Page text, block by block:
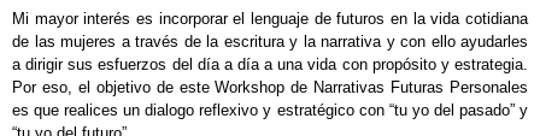
Mi mayor interés es incorporar el lenguaje de futuros en la vida cotidiana
de las mujeres a través de la escritura y la narrativa y con ello ayudarles
a dirigir sus esfuerzos del día a día a una vida con propósito y estrategia.
Por eso, el objetivo de este Workshop de Narrativas Futuras Personales
es que realices un dialogo reflexivo y estratégico con “tu yo del pasado” y